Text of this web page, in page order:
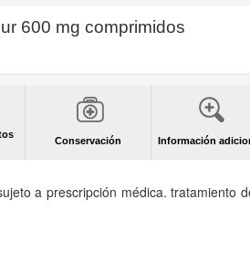
600 mg comprimidos
Conservación Información
a prescripción médica. tratamiento